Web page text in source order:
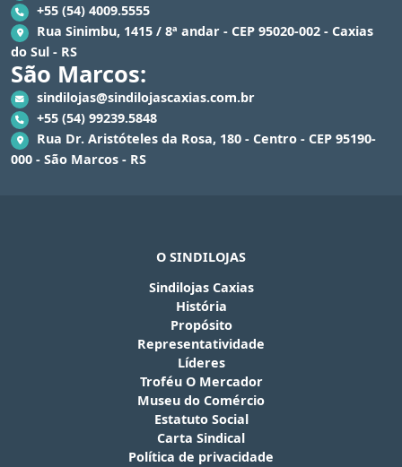
+55 (54) 4009.5555
Rua Sinimbu, 1415 / 8ª andar - CEP 95020-002 - Caxias
do Sul - RS
São Marcos:
sindilojas@sindilojascaxias.com.br
+55 (54) 99239.5848
Rua Dr. Aristóteles da Rosa, 180 - Centro - CEP 95190-
000 - São Marcos - RS
O SINDILOJAS
Sindilojas Caxias
História
Propósito
Representatividade
Líderes
Troféu O Mercador
Museu do Comércio
Estatuto Social
Carta Sindical
Política de privacidade